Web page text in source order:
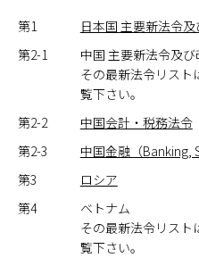
第1
日本国 主要新法令
第2-1
中国 主要新法令及
その最新法令リスト
覧下さい。
第2-2
中国会計・税務法令
第2-3
中国金融（Banking,
第3
ロシア
第4
ベトナム
その最新法令リスト
覧下さい。